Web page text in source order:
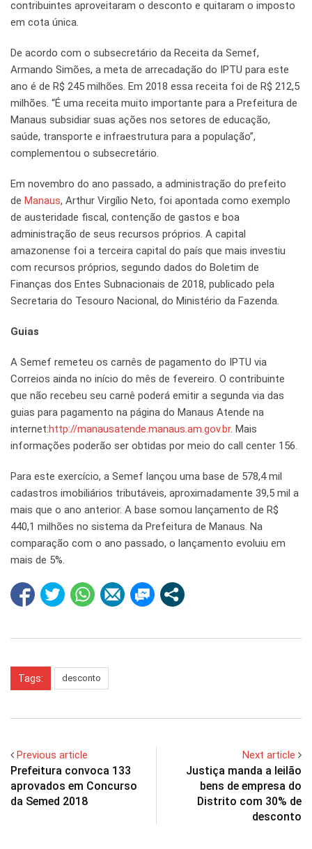
contribuintes aproveitaram o desconto e quitaram o imposto
em cota única.
De acordo com o subsecretário da Receita da Semef,
Armando Simões, a meta de arrecadação do IPTU para este
ano é de R$ 245 milhões. Em 2018 essa receita foi de R$ 212,5
milhões. “É uma receita muito importante para a Prefeitura de
Manaus subsidiar suas ações nos setores de educação,
saúde, transporte e infraestrutura para a população”,
complementou o subsecretário.
Em novembro do ano passado, a administração do prefeito
de Manaus, Arthur Virgílio Neto, foi apontada como exemplo
de austeridade fiscal, contenção de gastos e boa
administração de seus recursos próprios. A capital
amazonense foi a terceira capital do país que mais investiu
com recursos próprios, segundo dados do Boletim de
Finanças dos Entes Subnacionais de 2018, publicado pela
Secretaria do Tesouro Nacional, do Ministério da Fazenda.
Guias
A Semef remeteu os carnês de pagamento do IPTU via
Correios ainda no início do mês de fevereiro. O contribuinte
que não recebeu seu carnê poderá emitir a segunda via das
guias para pagamento na página do Manaus Atende na
internet:http://manausatende.manaus.am.gov.br. Mais
informações poderão ser obtidas por meio do call center 156.
Para este exercício, a Semef lançou uma base de 578,4 mil
cadastros imobiliários tributáveis, aproximadamente 39,5 mil a
mais que o ano anterior. A base somou lançamento de R$
440,1 milhões no sistema da Prefeitura de Manaus. Na
comparação com o ano passado, o lançamento evoluiu em
mais de 5%.
Tags: desconto
Previous article
Prefeitura convoca 133
aprovados em Concurso
da Semed 2018
Next article
Justiça manda a leilão
bens de empresa do
Distrito com 30% de
desconto